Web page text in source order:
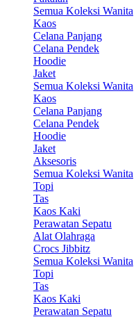
Semua Koleksi Wanita
Kaos
Celana Panjang
Celana Pendek
Hoodie
Jaket
Semua Koleksi Wanita
Kaos
Celana Panjang
Celana Pendek
Hoodie
Jaket
Aksesoris
Semua Koleksi Wanita
Topi
Tas
Kaos Kaki
Perawatan Sepatu
Alat Olahraga
Crocs Jibbitz
Semua Koleksi Wanita
Topi
Tas
Kaos Kaki
Perawatan Sepatu